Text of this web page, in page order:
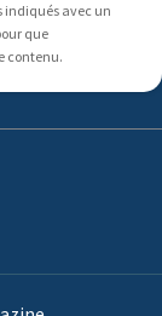
indiqués avec un
que
contenu.